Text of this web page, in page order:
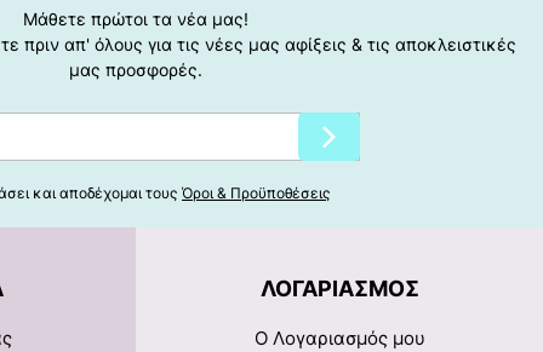
Μάθετε πρώτοι τα νέα μας!
πριν απ' όλους για τις νέες μας αφίξεις & τις αποκλειστικές
μας προσφορές.
και αποδέχομαι τους Όροι & Προϋποθέσεις
ΛΟΓΑΡΙΑΣΜΌΣ
Ο Λογαριασμός μου